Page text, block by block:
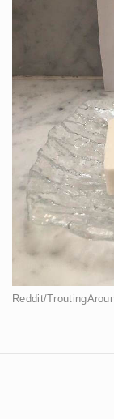
Reddit/